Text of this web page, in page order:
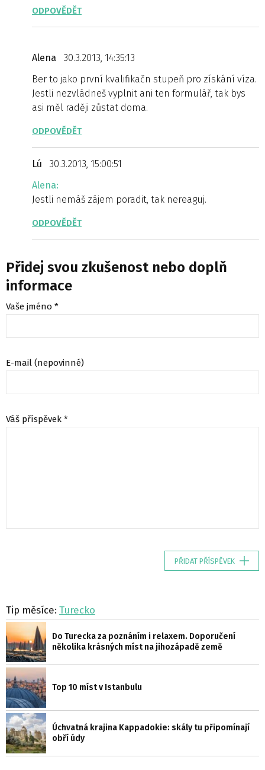
ODPOVĚDĚT
Alena
30.3.2013, 14:35:13
Ber to jako první kvalifikačn stupeň pro získání víza.
Jestli nezvládneš vyplnit ani ten formulář, tak bys
asi měl raději zůstat doma.
ODPOVĚDĚT
Lú
30.3.2013, 15:00:51
Alena:
Jestli nemáš zájem poradit, tak nereaguj.
ODPOVĚDĚT
Přidej svou zkušenost nebo doplň
informace
Vaše jméno *
E-mail (nepovinné)
Váš příspěvek *
PŘIDAT PŘÍSPĚVEK
Tip měsíce: Turecko
Do Turecka za poznáním i relaxem. Doporučení
několika krásných míst na jihozápadě země
Top 10 míst v Istanbulu
Úchvatná krajina Kappadokie: skály tu připomínají
obří údy